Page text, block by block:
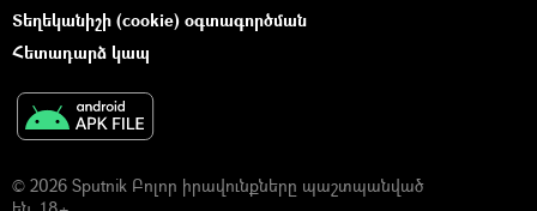
Տեղեկանիշի (cookie) օգտագործման
Հետադարձ կապ
© 2026 Sputnik Բոլոր իրավունքները պաշտպանված